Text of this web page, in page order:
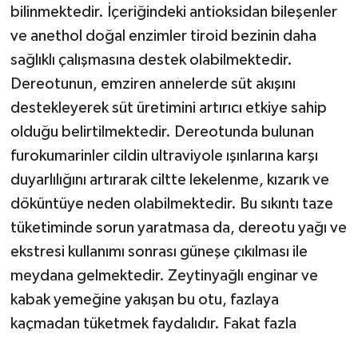
bilinmektedir. İçeriğindeki antioksidan bileşenler
ve anethol doğal enzimler tiroid bezinin daha
sağlıklı çalışmasına destek olabilmektedir.
Dereotunun, emziren annelerde süt akışını
destekleyerek süt üretimini artırıcı etkiye sahip
olduğu belirtilmektedir. Dereotunda bulunan
furokumarinler cildin ultraviyole ışınlarına karşı
duyarlılığını artırarak ciltte lekelenme, kızarık ve
döküntüye neden olabilmektedir. Bu sıkıntı taze
tüketiminde sorun yaratmasa da, dereotu yağı ve
ekstresi kullanımı sonrası güneşe çıkılması ile
meydana gelmektedir. Zeytinyağlı enginar ve
kabak yemeğine yakışan bu otu, fazlaya
kaçmadan tüketmek faydalıdır. Fakat fazla